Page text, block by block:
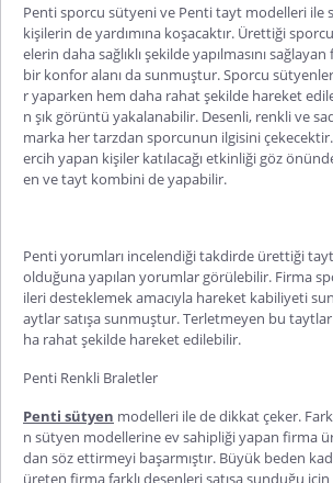
Pentisporcu sütyenive Pentitayt modelleri ile
kişilerin de yardımına koşacaktır. Ürettiği
elerin daha sağlıklı şekilde yapılmasını sağlayan
bir konfor alanı da sunmuştur. Sporcu
r yaparken hem daha rahat şekilde hareket
n şık görüntü yakalanabilir. Desenli, renkli ve
marka her tarzdan sporcunun ilgisini
ercih yapan kişiler katılacağı etkinliği göz
en ve tayt kombini de yapabilir.
Pentiyorumları incelendiği takdirde ürettiği
olduğuna yapılan yorumlar görülebilir. Firma
ileri desteklemek amacıyla hareket kabiliyeti
aytlar satışa sunmuştur. Terletmeyen bu
ha rahat şekilde hareket edilebilir.
Penti Renkli Braletler
Penti sütyen modelleri ile de dikkat çeker.
n sütyen modellerine ev sahipliği yapan firma
dan söz ettirmeyi başarmıştır. Büyük beden
üreten firma farklı desenleri satışa sunduğu